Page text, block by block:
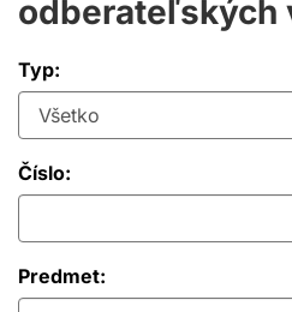
odberateľských
Typ:
Číslo:
Predmet: